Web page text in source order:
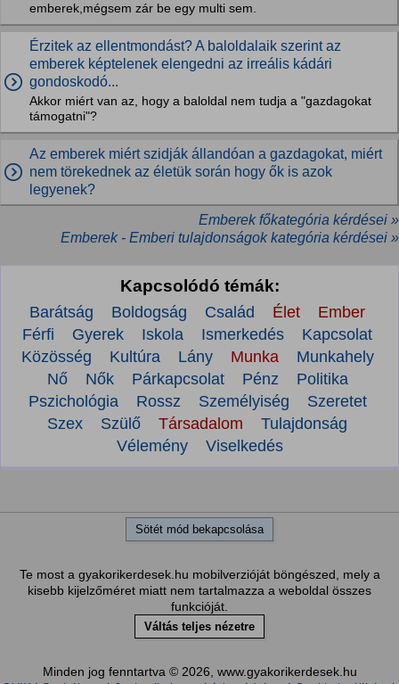
emberek,mégsem zár be egy multi sem.
Érzitek az ellentmondást? A baloldalaik szerint az
emberek képtelenek elengedni az irreális kádári
gondoskodó...
Akkor miért van az, hogy a baloldal nem tudja a "gazdagokat
támogatni"?
Az emberek miért szidják állandóan a gazdagokat, miért
nem törekednek az életük során hogy ők is azok
legyenek?
Emberek főkategória kérdései »
Emberek - Emberi tulajdonságok kategória kérdései »
Kapcsolódó témák:
Barátság Boldogság Család Élet
Ember
Férfi
Gyerek Iskola Ismerkedés
Kapcsolat
Közösség
Kultúra Lány Munka
Munkahely
Nő
Nők Párkapcsolat Pénz
Politika
Pszichológia
Rossz Személyiség
Szeretet
Szex
Szülő Társadalom
Tulajdonság
Vélemény
Viselkedés
Sötét mód bekapcsolása
Te most a gyakorikerdesek.hu mobilverzióját böngészed, mely a
kisebb kijelzőméret miatt nem tartalmazza a weboldal összes
funkcióját.
Váltás teljes nézetre
Minden jog fenntartva © 2026, www.gyakorikerdesek.hu